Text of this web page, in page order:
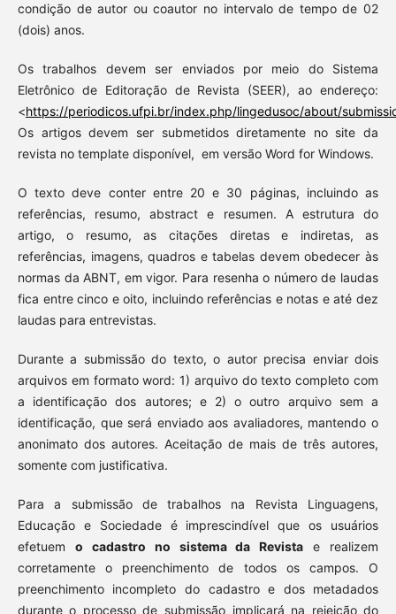
condição de autor ou coautor no intervalo de tempo de 02
(dois) anos.
Os trabalhos devem ser enviados por meio do Sistema
Eletrônico de Editoração de Revista (SEER), ao endereço:
<https://periodicos.ufpi.br/index.php/lingedusoc/about/
Os artigos devem ser submetidos diretamente no site da
revista no template disponível, em versão Word for Windows.
O texto deve conter entre 20 e 30 páginas, incluindo as
referências, resumo, abstract e resumen. A estrutura do
artigo, o resumo, as citações diretas e indiretas, as
referências, imagens, quadros e tabelas devem obedecer às
normas da ABNT, em vigor. Para resenha o número de laudas
fica entre cinco e oito, incluindo referências e notas e até dez
laudas para entrevistas.
Durante a submissão do texto, o autor precisa enviar dois
arquivos em formato word: 1) arquivo do texto completo com
a identificação dos autores; e 2) o outro arquivo sem a
identificação, que será enviado aos avaliadores, mantendo o
anonimato dos autores. Aceitação de mais de três autores,
somente com justificativa.
Para a submissão de trabalhos na Revista Linguagens,
Educação e Sociedade é imprescindível que os usuários
efetuem o cadastro no sistema da Revista e realizem
corretamente o preenchimento de todos os campos. O
preenchimento incompleto do cadastro e dos metadados
durante o processo de submissão implicará na rejeição do